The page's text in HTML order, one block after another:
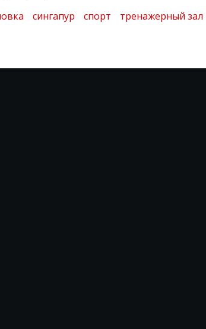
сингапур спорт тренажерный зал